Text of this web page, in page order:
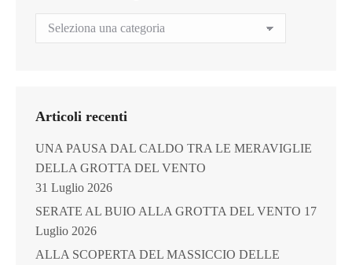
Archivio
del
Articoli recenti
UNA PAUSA DAL CALDO TRA LE MERAVIGLIE
DELLA GROTTA DEL VENTO
31 Luglio 2026
SERATE AL BUIO ALLA GROTTA DEL VENTO 17
Luglio 2026
ALLA SCOPERTA DEL MASSICCIO DELLE